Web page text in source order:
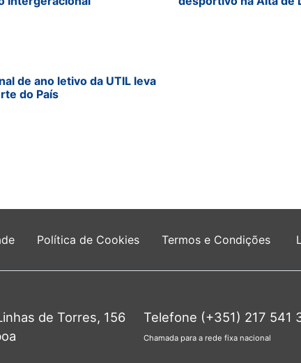
de ano letivo da UTIL leva
do País
Política de Cookies Termos e Condições
de Torres, 156
Telefone (+351) 217 541
Chamada para a rede fixa nacional